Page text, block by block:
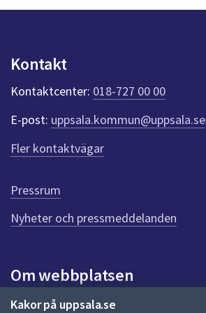
Kakor på uppsala.se
n
k
e
r
f
ö
r
e
n
n
a
d
a
Kontakt
Kontaktcenter: 018-727 00 00
E-post: uppsala.kommun@uppsala.se
Fler kontaktvägar
Pressrum
Nyheter och pressmeddelanden
Om webbplatsen
Om webbplatsen